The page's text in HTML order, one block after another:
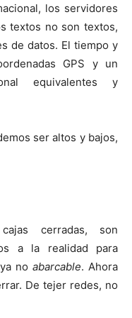
los servidores
textos no son textos,
de datos. El tiempo y
GPS y un
equivalentes y
ser altos y bajos,
cerradas, son
a la realidad para
ya noabarcable. Ahora
De tejer redes, no